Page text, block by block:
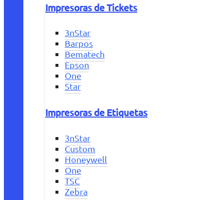
Impresoras de Tickets
3nStar
Barpos
Bematech
Epson
One
Star
Impresoras de Etiquetas
3nStar
Custom
Honeywell
One
TSC
Zebra